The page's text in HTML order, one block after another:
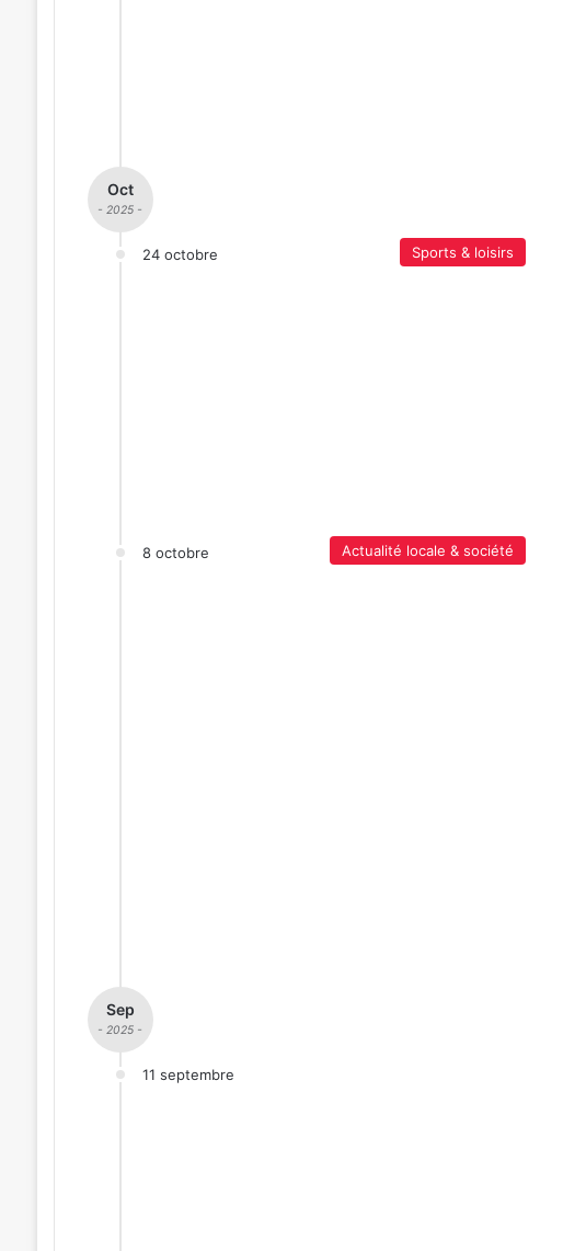
Oct
- 2025 -
24 octobre Sports & loisirs
8 octobre Actualité locale & société
Sep
- 2025 -
11 septembre